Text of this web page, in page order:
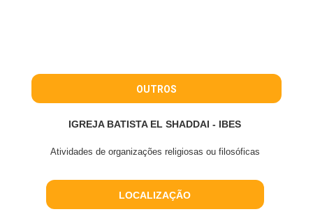
OUTROS
IGREJA BATISTA EL SHADDAI - IBES
Atividades de organizações religiosas ou filosóficas
LOCALIZAÇÃO